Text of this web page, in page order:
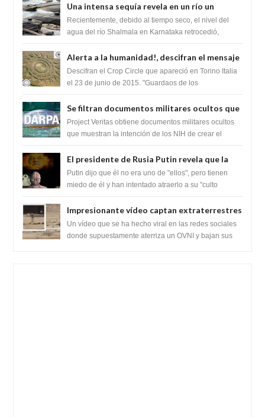
Una intensa sequía revela en un río un
impresionante hallazgo de miles de Shiva
Lingas
Recientemente, debido al tiempo seco, el nivel del
agua del río Shalmala en Karnataka retrocedió,
Alerta a la humanidad!, descifran el mensaje
del Crop Circle de Torino ,Italia
Descifran el Crop Circle que apareció en Torino Italia
el 23 de junio de 2015. "Guardaos de los
Se filtran documentos militares ocultos que
muestran la intención de los NIH de crear el
SARS-CoV-2, utilizando la investigación de
Project Veritas obtiene documentos militares ocultos
que muestran la intención de los NIH de crear el
El presidente de Rusia Putin revela que la
clase dominante en el mundo son los
híbridos reptiles
Putin dijo que él no era uno de "ellos", pero tienen
miedo de él y han intentado atraerlo a su "culto
Impresionante vídeo captan extraterrestres
bajando de un OVNI en Arabia Saudita
Un vídeo que se ha hecho viral en las redes sociales
donde supuestamente aterriza un OVNI y bajan sus